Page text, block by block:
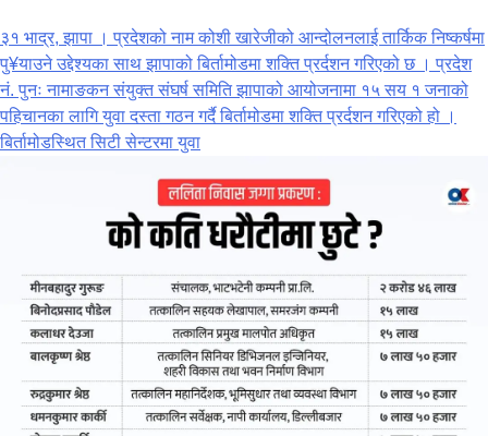
३१ भाद्र, झापा । प्रदेशको नाम कोशी खारेजीको आन्दोलनलाई तार्किक निष्कर्षमा
पु¥याउने उद्देश्यका साथ झापाको बिर्तामोडमा शक्ति प्रर्दशन गरिएको छ । प्रदेश
नं. पुनः नामाङकन संयुक्त संघर्ष समिति झापाको आयोजनामा १५ सय १ जनाको
पहिचानका लागि युवा दस्ता गठन गर्दै बिर्तामोडमा शक्ति प्रर्दशन गरिएको हो ।
बिर्तामोडस्थित सिटी सेन्टरमा युवा